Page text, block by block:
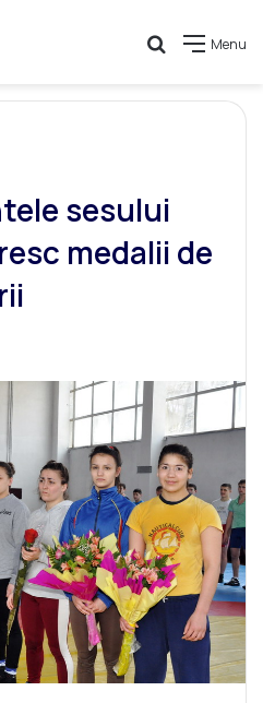
Menu
Caută
sesului
medalii de